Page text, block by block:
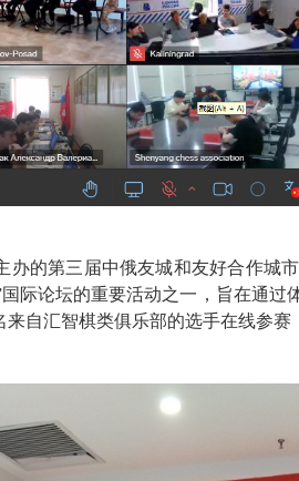
办的第三届中俄友城和友好合作城
际论坛的重要活动之一，旨在通过
来自汇智棋类俱乐部的选手在线参赛